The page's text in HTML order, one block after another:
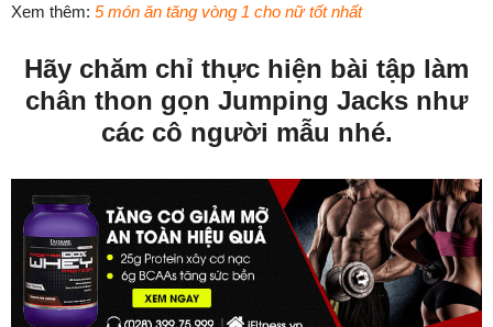
Xem thêm: 5 món ăn tăng vòng 1 cho nữ tốt nhất
Hãy chăm chỉ thực hiện bài tập làm
chân thon gọn Jumping Jacks như
các cô người mẫu nhé.